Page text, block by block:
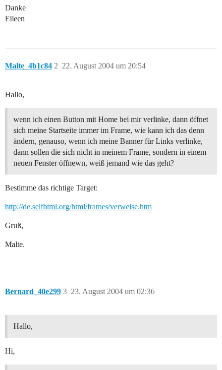
Danke
Eileen
Malte_4b1c84 22. August 2004 um 20:54
2
Hallo,
wenn ich einen Button mit Home bei mir verlinke, dann öffnet
sich meine Startseite immer im Frame, wie kann ich das denn
ändern, genauso, wenn ich meine Banner für Links verlinke,
dann sollen die sich nicht in meinem Frame, sondern in einem
neuen Fenster öffnewn, weiß jemand wie das geht?
Bestimme das richtige Target:
http://de.selfhtml.org/html/frames/verweise.htm
Gruß,
Malte.
Bernard_40e299 23. August 2004 um 02:36
3
Hallo,
Hi,